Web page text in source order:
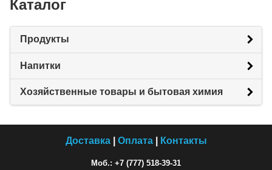
Каталог
Продукты
Напитки
Хозяйственные товары и бытовая химия
Доставка| Оплата| Контакты
Моб.: +7 (777) 518-39-31